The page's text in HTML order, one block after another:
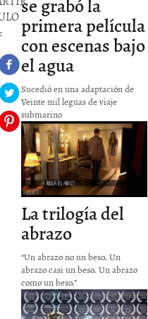
se grabó la
primera película
con escenas bajo
el agua
Sucedió en una adaptación de
Veinte mil leguas de viaje
submarino
LA TRILOGIA
DEL ABRAZO
cortometraje -
THREE PARTS
TO A HUG short
film
La trilogía del
abrazo
“Un abrazo no un beso. Un
abrazo casi un beso. Un abrazo
como un beso.”
The invisibles